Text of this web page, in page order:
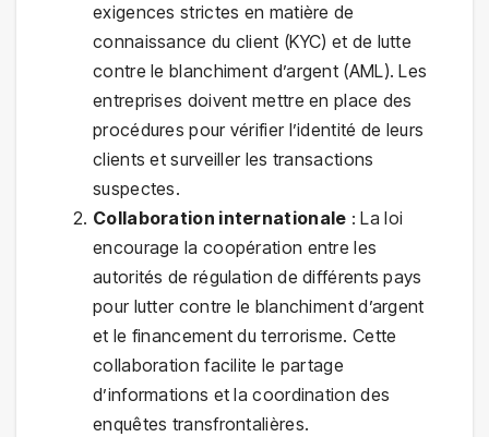
exigences strictes en matière de
connaissance du client (KYC) et de lutte
contre le blanchiment d’argent (AML). Les
entreprises doivent mettre en place des
procédures pour vérifier l’identité de leurs
clients et surveiller les transactions
suspectes.
Collaboration internationale : La loi
encourage la coopération entre les
autorités de régulation de différents pays
pour lutter contre le blanchiment d’argent
et le financement du terrorisme. Cette
collaboration facilite le partage
d’informations et la coordination des
enquêtes transfrontalières.